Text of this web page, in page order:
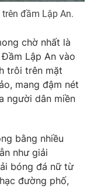
đầm Lập An.
chờ nhất là
Lập An vào
trôi trên mặt
mang đậm nét
người dân miền
bằng nhiều
như giải
bóng đá nữ từ
đường phố,